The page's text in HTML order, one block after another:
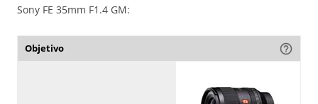
Sony FE 35mm F1.4 GM:
Objetivo help_outline